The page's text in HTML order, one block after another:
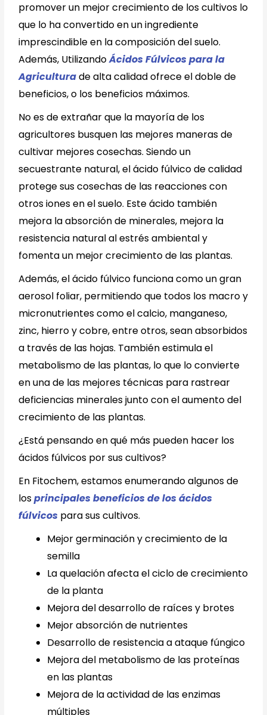
promover un mejor crecimiento de los cultivos lo
que lo ha convertido en un ingrediente
imprescindible en la composición del suelo.
Además, UtilizandoÁcidos Fúlvicos para la
Agriculturade alta calidad ofrece el doble de
beneficios, o los beneficios máximos.
No es de extrañar que la mayoría de los
agricultores busquen las mejores maneras de
cultivar mejores cosechas. Siendo un
secuestrante natural, el ácido fúlvico de calidad
protege sus cosechas de las reacciones con
otros iones en el suelo. Este ácido también
mejora la absorción de minerales, mejora la
resistencia natural al estrés ambiental y
fomenta un mejor crecimiento de las plantas.
Además, el ácido fúlvico funciona como un gran
aerosol foliar, permitiendo que todos los macro y
micronutrientes como el calcio, manganeso,
zinc, hierro y cobre, entre otros, sean absorbidos
a través de las hojas. También estimula el
metabolismo de las plantas, lo que lo convierte
en una de las mejores técnicas para rastrear
deficiencias minerales junto con el aumento del
crecimiento de las plantas.
¿Está pensando en qué más pueden hacer los
ácidos fúlvicos por sus cultivos?
En Fitochem, estamos enumerando algunos de
losprincipales beneficios de los ácidos
fúlvicos para sus cultivos.
Mejor germinación y crecimiento de la
semilla
La quelación afecta el ciclo de crecimiento
de la planta
Mejora del desarrollo de raíces y brotes
Mejor absorción de nutrientes
Desarrollo de resistencia a ataque fúngico
Mejora del metabolismo de las proteínas
en las plantas
Mejora de la actividad de las enzimas
múltiples